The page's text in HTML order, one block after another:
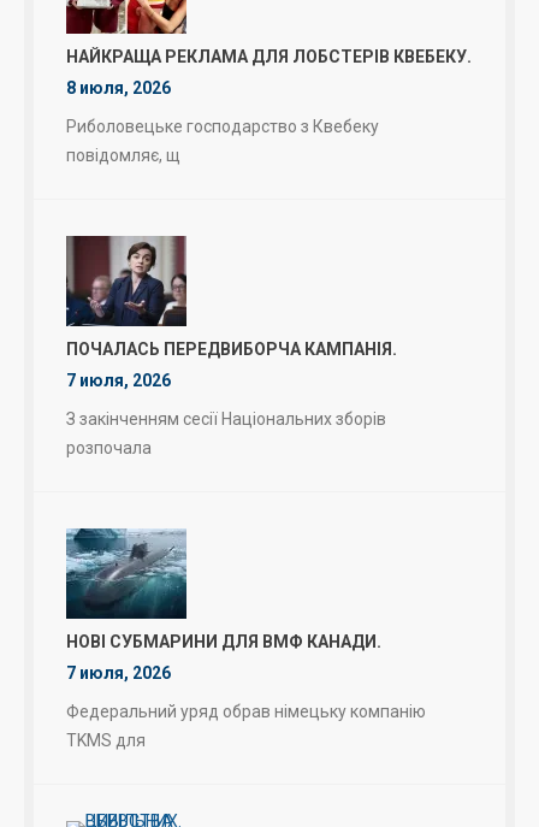
НАЙКРАЩА РЕКЛАМА ДЛЯ ЛОБСТЕРІВ КВЕБЕКУ.
8 июля, 2026
Риболовецьке господарство з Квебеку
повідомляє, щ
ПОЧАЛАСЬ ПЕРЕДВИБОРЧА КАМПАНІЯ.
7 июля, 2026
З закінченням сесії Національних зборів
розпочала
НОВІ СУБМАРИНИ ДЛЯ ВМФ КАНАДИ.
7 июля, 2026
Федеральний уряд обрав німецьку компанію
TKMS для